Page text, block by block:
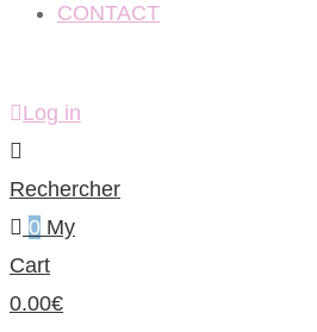
CONTACT
Log in
Rechercher
0 My
Cart
0.00€